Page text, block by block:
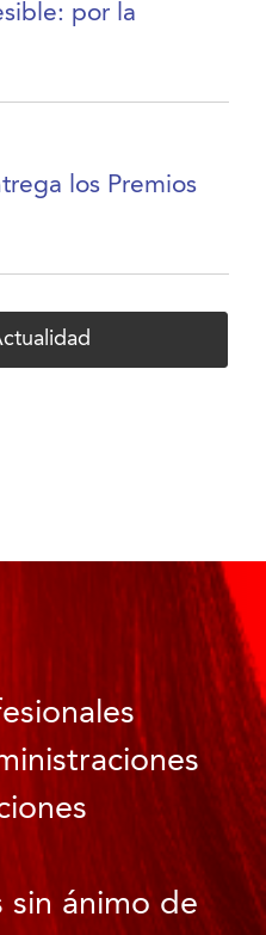
por la
los Premios
sin ánimo de